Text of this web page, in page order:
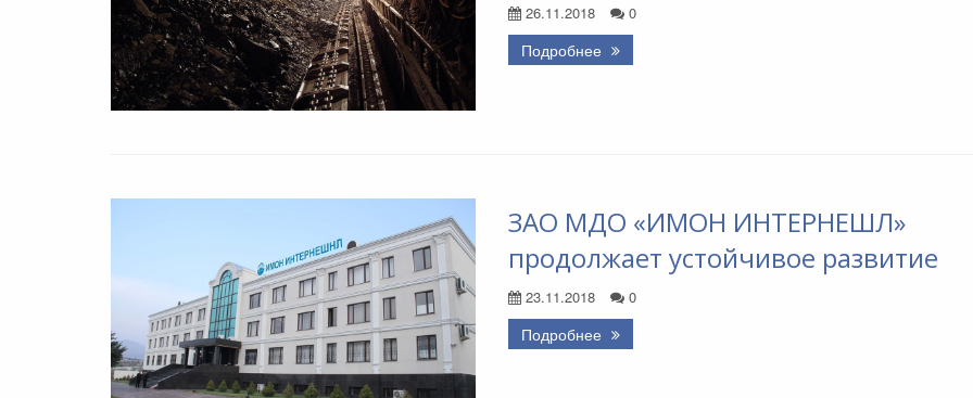
26.11.2018 0
Подробнее
ЗАО МДО «ИМОН ИНТЕРНЕШЛ»
продолжает устойчивое развитие
23.11.2018 0
Подробнее